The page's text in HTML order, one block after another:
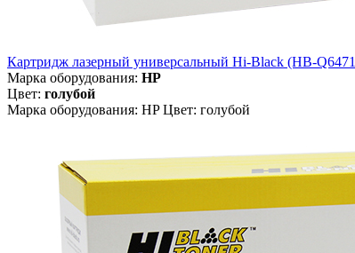
Картридж лазерный универсальный Hi-Black (HB-
Марка оборудования: HP
Цвет: голубой
Марка оборудования: HP Цвет: голубой